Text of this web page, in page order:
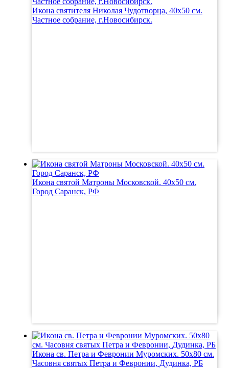
Икона святителя Николая Чудотворца, 40х50 см.
Частное собрание, г.Новосибирск.
Икона святой Матроны Московской. 40х50 см.
Город Саранск, РФ
Икона св. Петра и Февронии Муромских. 50х80 см.
Часовня святых Петра и Февронии, Дудинка, РБ